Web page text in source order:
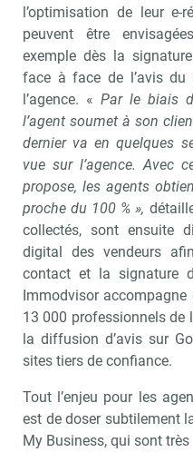
l’optimisation de leur e-
peuvent être
exemple dès la
face à face de l’avis du
l’agence. « Par le biais
l’agent soumet à son
dernier va en quelques
vue sur l’agence. Avec
propose, les agents
proche du 100 % »,
collectés, sont ensuite
digital des vendeurs
contact et la signature
Immodvisor
13 000 professionnels de
la diffusion d’avis sur
sites tiers de confiance.
Tout l’enjeu pour les
est de doser subtilement
My Business, qui sont